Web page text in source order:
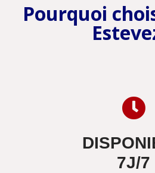
Pourquoi
7J/7